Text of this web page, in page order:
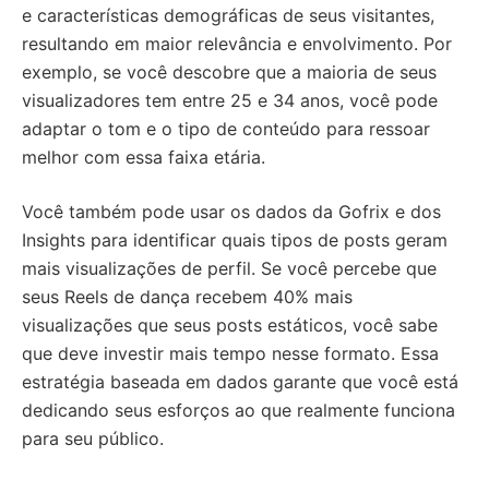
e características demográficas de seus visitantes,
resultando em maior relevância e envolvimento. Por
exemplo, se você descobre que a maioria de seus
visualizadores tem entre 25 e 34 anos, você pode
adaptar o tom e o tipo de conteúdo para ressoar
melhor com essa faixa etária.
Você também pode usar os dados da Gofrix e dos
Insights para identificar quais tipos de posts geram
mais visualizações de perfil. Se você percebe que
seus Reels de dança recebem 40% mais
visualizações que seus posts estáticos, você sabe
que deve investir mais tempo nesse formato. Essa
estratégia baseada em dados garante que você está
dedicando seus esforços ao que realmente funciona
para seu público.